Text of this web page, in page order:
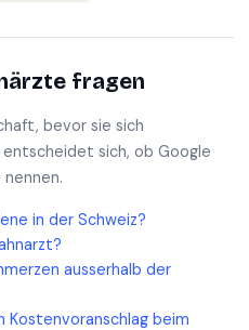
fragen
bevor sie sich
sich, ob Google
in der Schweiz?
ausserhalb der
Kostenvoranschlag beim